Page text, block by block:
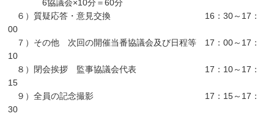
6協議会×10分＝60分
６）質疑応答・意見交換 16：30～17：
00
７）その他 次回の開催当番協議会及び日程等 17：00～17：
10
８）閉会挨拶 監事協議会代表 17：10～17：
15
９）全員の記念撮影 17：15～17：
30